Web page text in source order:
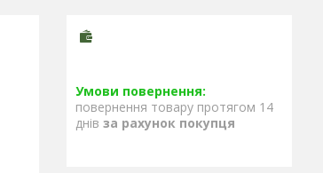
повернення товару протягом 14
днів за рахунок покупця